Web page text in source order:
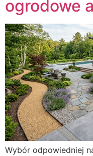
ogrodowe
Wybór odpowiedniej